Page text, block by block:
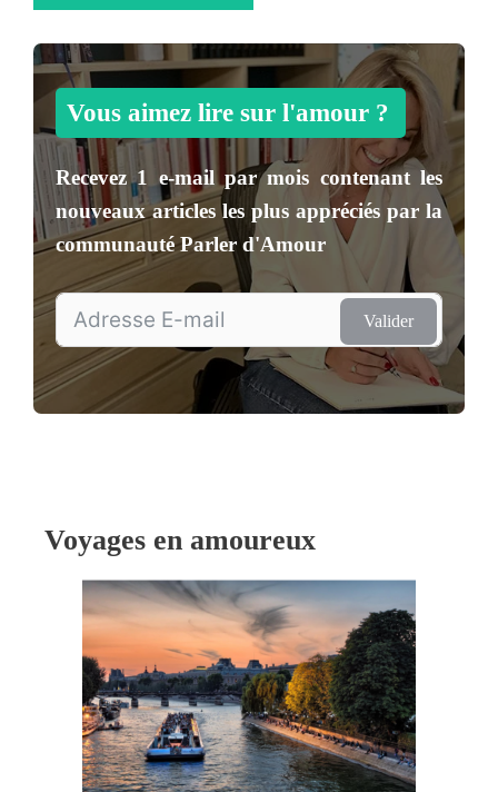
Vous aimez lire sur l'amour ?
Recevez1 e-mail par mois contenant les
nouveaux articles les plus appréciés par la
communautéParler d'Amour
Valider
Voyages en amoureux